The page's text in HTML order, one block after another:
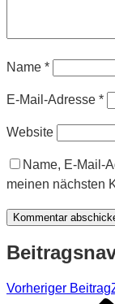
Name *
E-Mail-Adresse *
Website
Name, E-Mail-
meinen nächsten
Vorheriger Beitrag